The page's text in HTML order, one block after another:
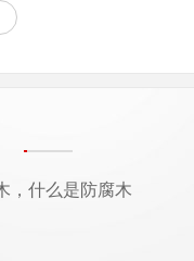
，什么是防腐木